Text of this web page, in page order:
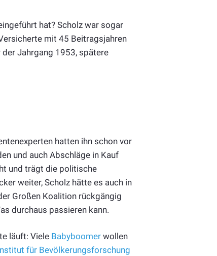
hat? Scholz war sogar
mit 45 Beitragsjahren
Jahrgang 1953, spätere
hatten ihn schon vor
und auch Abschläge in Kauf
und trägt die politische
weiter, Scholz hätte es auch in
Großen Koalition rückgängig
durchaus passieren kann.
läuft: Viele Babyboomer wollen
für Bevölkerungsforschung